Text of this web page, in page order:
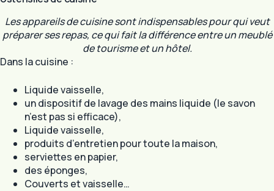
Les appareils de cuisine sont indispensables pour qui veut
préparer ses repas, ce qui fait la différence entre un meublé
de tourisme et un hôtel.
Dans la cuisine :
Liquide vaisselle,
un dispositif de lavage des mains liquide (le savon
n’est pas si efficace),
Liquide vaisselle,
produits d’entretien pour toute la maison,
serviettes en papier,
des éponges,
Couverts et vaisselle…